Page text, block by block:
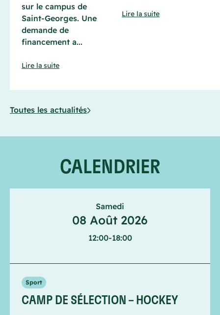
sur le campus de
Saint-Georges. Une
demande de
financement a...
Lire la suite
Lire la suite
Toutes les actualités
CALENDRIER
Samedi
08 Août 2026
12:00-18:00
Sport
CAMP DE SÉLECTION – HOCKEY